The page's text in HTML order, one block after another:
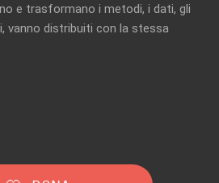
e trasformano i metodi, i dati, gli
vanno distribuiti con la stessa